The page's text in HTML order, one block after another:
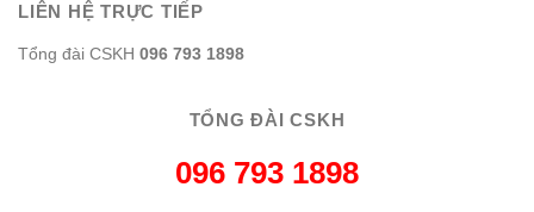
LIÊN HỆ TRỰC TIẾP
Tổng đài CSKH 096 793 1898
TỔNG ĐÀI CSKH
096 793 1898